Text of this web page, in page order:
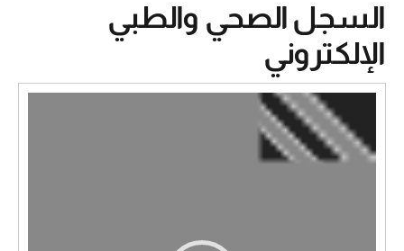
السجل الصحي والطبي
الإلكتروني
الفيديو